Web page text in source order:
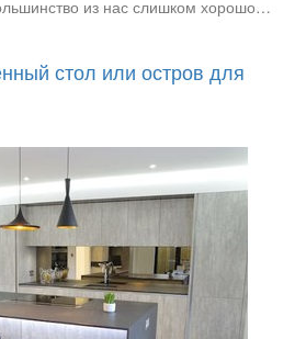
из нас слишком хорошо…
стол или остров для